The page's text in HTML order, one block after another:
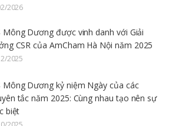
2026
Mông Dương được vinh danh với Giải
CSR của AmCham Hà Nội năm 2025
2025
Mông Dương kỷ niệm Ngày của các
tắc năm 2025: Cùng nhau tạo nên sự
biệt